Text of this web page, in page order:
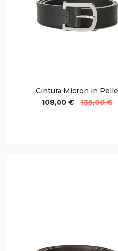
Cintura Micron in Pelle
108,00 €
135,00 €